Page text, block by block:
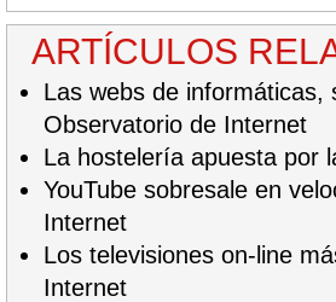
ARTÍCULOS
Las webs de informáticas,
Observatorio de Internet
La hostelería apuesta por
YouTube sobresale en
Internet
Los televisiones on-line
Internet